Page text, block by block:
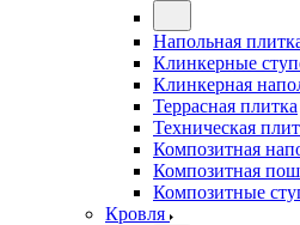
Напольная
Клинкерные
Клинкерная
Террасная плитка
Техническая
Композитная
Композитная
Композитные
Кровля